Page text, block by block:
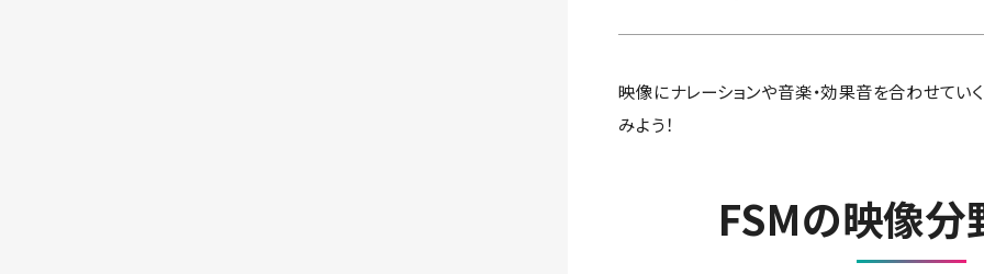
映像にナレーションや音楽・効果音を合わせてい
みよう！
FSMの映像分